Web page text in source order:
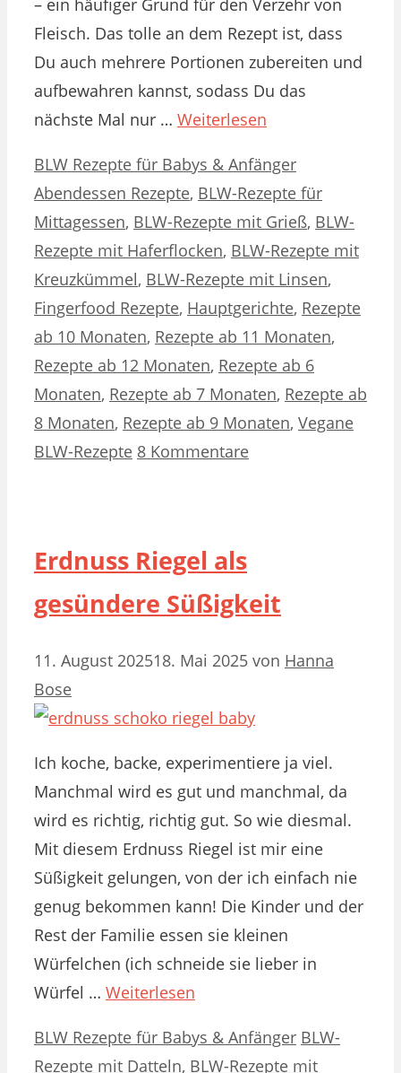
Fleisch. Das tolle an dem Rezept ist, dass
Du auch mehrere Portionen zubereiten und
aufbewahren kannst, sodass Du das
nächste Mal nur … Weiterlesen
Kategorien
BLW Rezepte für Babys & AnfängerSchlagwörter
Abendessen Rezepte, BLW-Rezepte für
Mittagessen, BLW-Rezepte mit Grieß, BLW-
Rezepte mit Haferflocken, BLW-Rezepte mit
Kreuzkümmel, BLW-Rezepte mit Linsen,
Fingerfood Rezepte, Hauptgerichte, Rezepte
ab 10 Monaten, Rezepte ab 11 Monaten,
Rezepte ab 12 Monaten, Rezepte ab 6
Monaten, Rezepte ab 7 Monaten, Rezepte ab
8 Monaten, Rezepte ab 9 Monaten, Vegane
BLW-Rezepte 8 Kommentare
Erdnuss Riegel als
gesündere Süßigkeit
11. August 202518. Mai 2025 von Hanna
Bose
Ich koche, backe, experimentiere ja viel.
Manchmal wird es gut und manchmal, da
wird es richtig, richtig gut. So wie diesmal.
Mit diesem Erdnuss Riegel ist mir eine
Süßigkeit gelungen, von der ich einfach nie
genug bekommen kann! Die Kinder und der
Rest der Familie essen sie kleinen
Würfelchen (ich schneide sie lieber in
Würfel … Weiterlesen
Kategorien
BLW Rezepte für Babys & Anfänger Schlagwörter
BLW-
Rezepte mit Datteln, BLW-Rezepte mit